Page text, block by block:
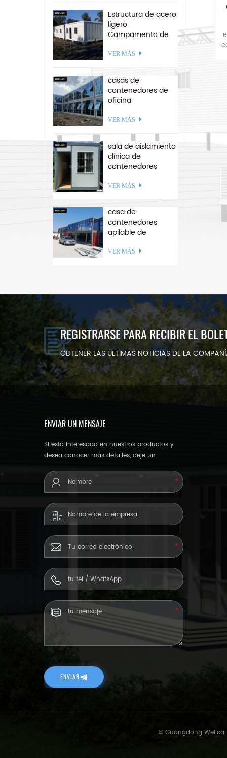
venta
Estructura de acero
ligero
Campamento de
desmontables 20
VER MÁS
casas de
contenedores de
oficina
paquete de
estructura de acero
ensamblado rápido
VER MÁS
sala de aislamiento
clínica de
contenedores
américa del sur
VER MÁS
casa de
contenedores
apilable de
ensamblado a
VER MÁS
REGISTRARSE PARA RECIBIR EL
OBTENER LAS ÚLTIMAS NOTICIAS DE LA
ENVIAR UN MENSAJE
Si está interesado en nuestros productos y
desea conocer más detalles, deje un
posible.
ENVIAR
© Guangdong